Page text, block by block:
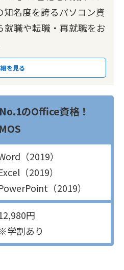
知名度を誇るパソコン資
就職や転職・再就職をお
を見る
のOffice資格！
MOS
（2019）
（2019）
（2019）
円
学割あり